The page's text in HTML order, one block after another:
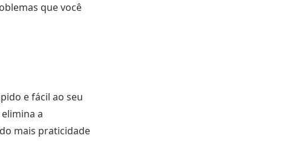
que você
e fácil ao seu
a
mais praticidade